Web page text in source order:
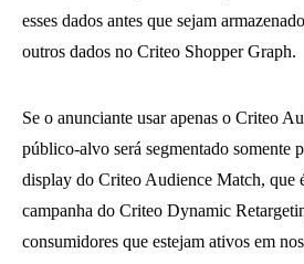
esses dados antes que sejam
outros dados no Criteo Shopper Graph.
Se o anunciante usar apenas o Criteo
público-alvo será segmentado somente
display do Criteo Audience Match, que
campanha do Criteo Dynamic
consumidores que estejam ativos em